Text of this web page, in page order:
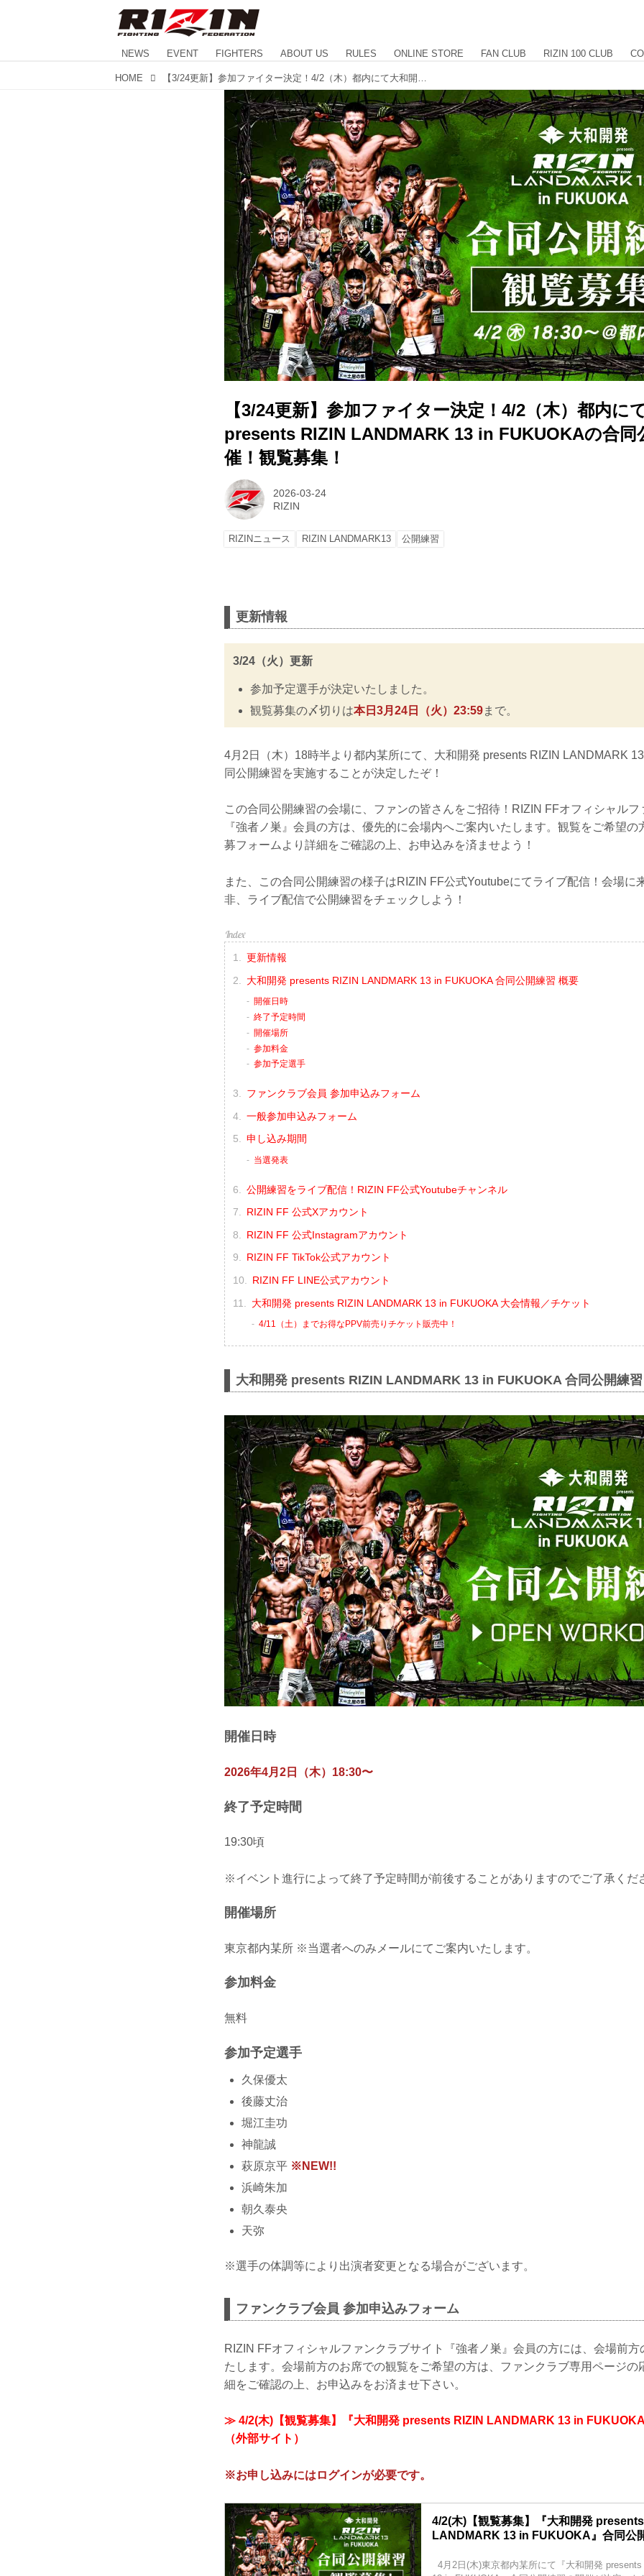
NEWS EVENT FIGHTERS ABOUT US RULES ONLINE STORE FAN CLUB RIZIN 100 CLUB
HOME
【3/24更新】参加ファイター決定！4/2（木）都内に
presents RIZIN LANDMARK 13 in FUKUOKAの合同
催！観覧募集！
2026-03-24
RIZIN
RIZINニュース RIZIN LANDMARK13 公開練習
更新情報
3/24（火）更新
参加予定選手が決定いたしました。
観覧募集の〆切りは本日3月24日（火）23:59まで。
4月2日（木）18時半より都内某所にて、大和開発 presents RIZIN LANDMARK
同公開練習を実施することが決定したぞ！
この合同公開練習の会場に、ファンの皆さんをご招待！RIZIN FFオフィシャルフ
『強者ノ巣』会員の方は、優先的に会場内へご案内いたします。観覧をご希望の
募フォームより詳細をご確認の上、お申込みを済ませよう！
また、この合同公開練習の様子はRIZIN FF公式Youtubeにてライブ配信！会場に
非、ライブ配信で公開練習をチェックしよう！
更新情報
大和開発 presents RIZIN LANDMARK 13 in FUKUOKA 合同公開練習 概要
開催日時
終了予定時間
開催場所
参加料金
参加予定選手
ファンクラブ会員 参加申込みフォーム
一般参加申込みフォーム
申し込み期間
当選発表
公開練習をライブ配信！RIZIN FF公式Youtubeチャンネル
RIZIN FF 公式Xアカウント
RIZIN FF 公式Instagramアカウント
RIZIN FF TikTok公式アカウント
RIZIN FF LINE公式アカウント
大和開発 presents RIZIN LANDMARK 13 in FUKUOKA 大会情報／チケット
4/11（土）までお得なPPV前売りチケット販売中！
大和開発 presents RIZIN LANDMARK 13 in FUKUOKA 合同公開練
開催日時
2026年4月2日（木）18:30〜
終了予定時間
19:30頃
※イベント進行によって終了予定時間が前後することがありますのでご了承くだ
開催場所
東京都内某所 ※当選者へのみメールにてご案内いたします。
参加料金
無料
参加予定選手
久保優太
後藤丈治
堀江圭功
神⿓誠
萩原京平 ※NEW!!
浜崎朱加
朝久泰央
天弥
※選手の体調等により出演者変更となる場合がございます。
ファンクラブ会員 参加申込みフォーム
RIZIN FFオフィシャルファンクラブサイト『強者ノ巣』会員の方には、会場前方
たします。会場前方のお席での観覧をご希望の方は、ファンクラブ専用ページの
細をご確認の上、お申込みをお済ませ下さい。
≫ 4/2(木)【観覧募集】『大和開発 presents RIZIN LANDMARK 13 in
（外部サイト）
※お申し込みにはログインが必要です。
4/2(木)【観覧募集】『大和開発
LANDMARK 13 in FUKUOKA』合同公
4月2日(木)東京都内某所にて『大和開発